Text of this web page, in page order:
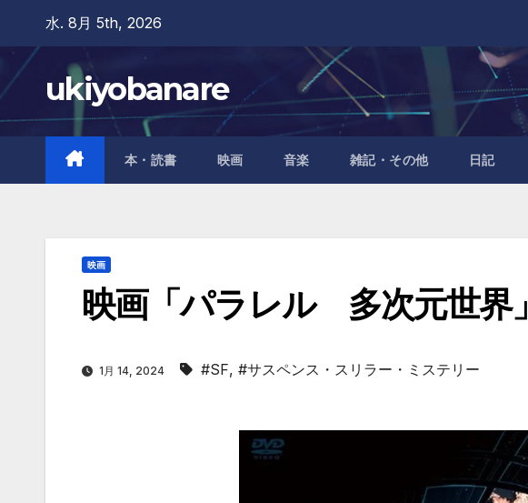
content
水. 8月 5th, 2026
ukiyobanare
本・読書 映画 音楽 雑記・その他 日記
映画
映画「パラレル 多次元世界」
1月 14, 2024 #SF, #サスペンス・スリラー・ミステリー